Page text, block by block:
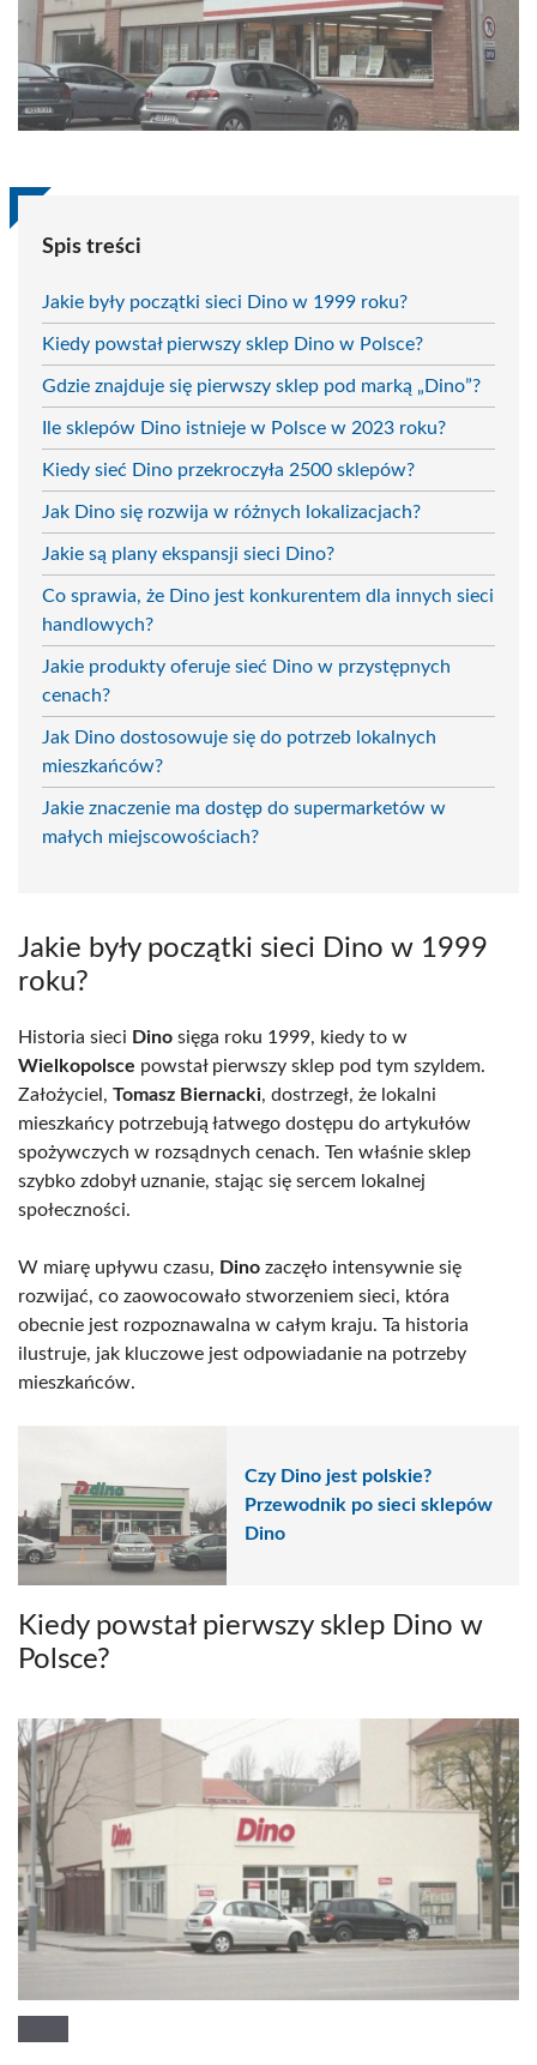
Spis treści
Jakie były początki sieci Dino w 1999 roku?
Kiedy powstał pierwszy sklep Dino w Polsce?
Gdzie znajduje się pierwszy sklep pod marką „Dino”?
Ile sklepów Dino istnieje w Polsce w 2023 roku?
Kiedy sieć Dino przekroczyła 2500 sklepów?
Jak Dino się rozwija w różnych lokalizacjach?
Jakie są plany ekspansji sieci Dino?
Co sprawia, że Dino jest konkurentem dla innych sieci
handlowych?
Jakie produkty oferuje sieć Dino w przystępnych
cenach?
Jak Dino dostosowuje się do potrzeb lokalnych
mieszkańców?
Jakie znaczenie ma dostęp do supermarketów w
małych miejscowościach?
Jakie były początki sieci Dino w 1999
roku?
Historia sieci Dino sięga roku 1999, kiedy to w
Wielkopolsce powstał pierwszy sklep pod tym szyldem.
Założyciel, Tomasz Biernacki, dostrzegł, że lokalni
mieszkańcy potrzebują łatwego dostępu do artykułów
spożywczych w rozsądnych cenach. Ten właśnie sklep
szybko zdobył uznanie, stając się sercem lokalnej
społeczności.
W miarę upływu czasu, Dino zaczęło intensywnie się
rozwijać, co zaowocowało stworzeniem sieci, która
obecnie jest rozpoznawalna w całym kraju. Ta historia
ilustruje, jak kluczowe jest odpowiadanie na potrzeby
mieszkańców.
Czy Dino jest polskie?
Przewodnik po sieci sklepów
Dino
Kiedy powstał pierwszy sklep Dino w
Polsce?